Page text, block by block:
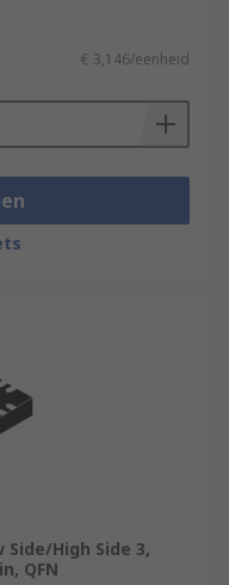
€ 3,146/eenheid
Side/High Side 3,
QFN